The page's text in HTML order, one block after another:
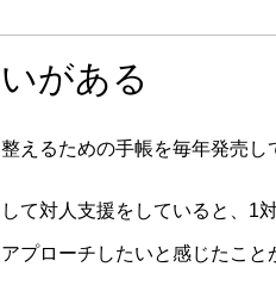
がある
えるための手帳を毎年発売し
て対人支援をしていると、1
プローチしたいと感じたこと